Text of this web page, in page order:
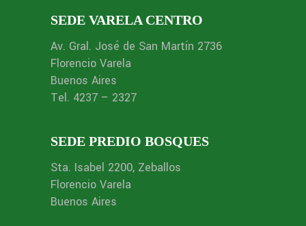
SEDE VARELA CENTRO
Av. Gral. José de San Martín 2736
Florencio Varela
Buenos Aires
Tel. 4237 – 2327
SEDE PREDIO BOSQUES
Sta. Isabel 2200, Zeballos
Florencio Varela
Buenos Aires